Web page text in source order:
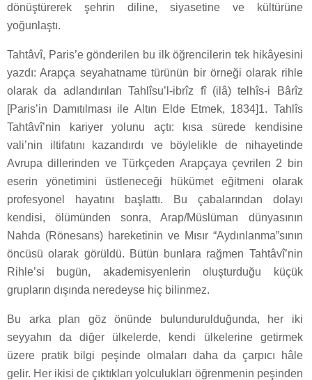
dönüştürerek şehrin diline, siyasetine ve kültürüne
yoğunlaştı.
Tahtâvî, Paris’e gönderilen bu ilk öğrencilerin tek hikâyesini
yazdı: Arapça seyahatname türünün bir örneği olarak rihle
olarak da adlandırılan Tahlîsu’l-ibrîz fî (ilâ) telhîs-i Bârîz
[Paris’in Damıtılması ile Altın Elde Etmek, 1834]1. Tahlîs
Tahtâvî’nin kariyer yolunu açtı: kısa sürede kendisine
vali’nin iltifatını kazandırdı ve böylelikle de nihayetinde
Avrupa dillerinden ve Türkçeden Arapçaya çevrilen 2 bin
eserin yönetimini üstleneceği hükümet eğitmeni olarak
profesyonel hayatını başlattı. Bu çabalarından dolayı
kendisi, ölümünden sonra, Arap/Müslüman dünyasının
Nahda (Rönesans) hareketinin ve Mısır “Aydınlanma”sının
öncüsü olarak görüldü. Bütün bunlara rağmen Tahtâvî’nin
Rihle’si bugün, akademisyenlerin oluşturduğu küçük
grupların dışında neredeyse hiç bilinmez.
Bu arka plan göz önünde bulundurulduğunda, her iki
seyyahın da diğer ülkelerde, kendi ülkelerine getirmek
üzere pratik bilgi peşinde olmaları daha da çarpıcı hâle
gelir. Her ikisi de çıktıkları yolculukları öğrenmenin peşinden